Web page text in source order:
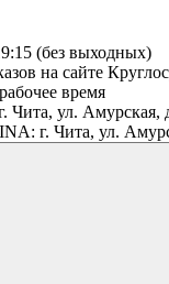
(без выходных)
на сайте
время
Чита, ул. Амурская,
г. Чита, ул.